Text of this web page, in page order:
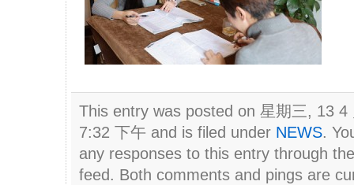
This entry was posted on 星期三, 13 4
7:32 下午 and is filed under NEWS.
any responses to this entry through
feed. Both comments and pings are